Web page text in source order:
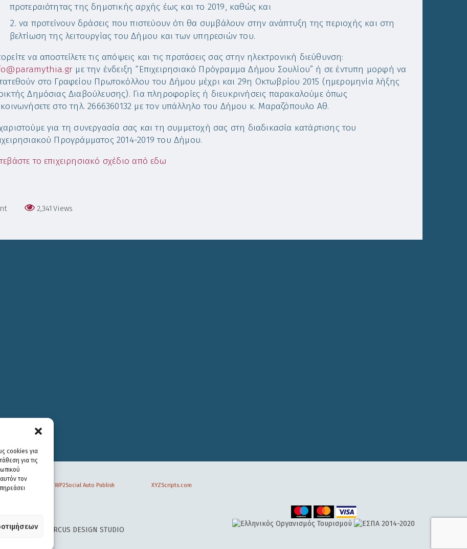
cookies για
για τις
τον
προτεραιότητας της δημοτικής αρχής έως και το 2019, καθώς και
να προτείνουν δράσεις που πιστεύουν ότι θα συμβάλουν στην ανάπτυξη της περιοχής και στη
βελτίωση της λειτουργίας του Δήμου και των υπηρεσιών του.
να αποστείλετε τις απόψεις και τις προτάσεις σας στην ηλεκτρονική διεύθυνση:
με την ένδειξη “Επιχειρησιακό Πρόγραμμα Δήμου Σουλίου” ή σε έντυπη μορφή να
στο Γραφείου Πρωτοκόλλου του Δήμου μέχρι και 29η Οκτωβρίου 2015 (ημερομηνία λήξης
Δημόσιας Διαβούλευσης). Για πληροφορίες ή διευκρινήσεις παρακαλούμε όπως
στο τηλ. 2666360132 με τον υπάλληλο του Δήμου κ. Μαραζόπουλο Αθ.
για τη συνεργασία σας και τη συμμετοχή σας στη διαδικασία κατάρτισης του
Προγράμματος 2014-2019 του Δήμου.
το επιχειρησιακό σχέδιο από εδω
2,341 Views
DESIGN BY CIRCUS DESIGN STUDIO
WP2Social Auto Publish XYZScripts.com